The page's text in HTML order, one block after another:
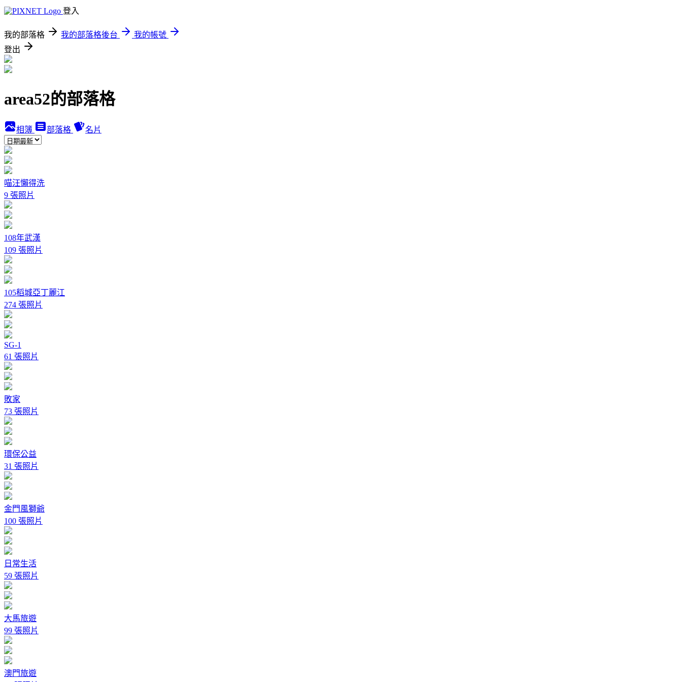
登入
我的部落格 我的部落格後台
我的帳號
登出
area52的部落格
相簿 部落格 名片
喵汪懶得洗
9 張照片
108年武漢
109 張照片
105稻城亞丁麗江
274 張照片
SG-1
61 張照片
敗家
73 張照片
環保公益
31 張照片
金門風獅爺
100 張照片
日常生活
59 張照片
大馬旅遊
99 張照片
澳門旅遊